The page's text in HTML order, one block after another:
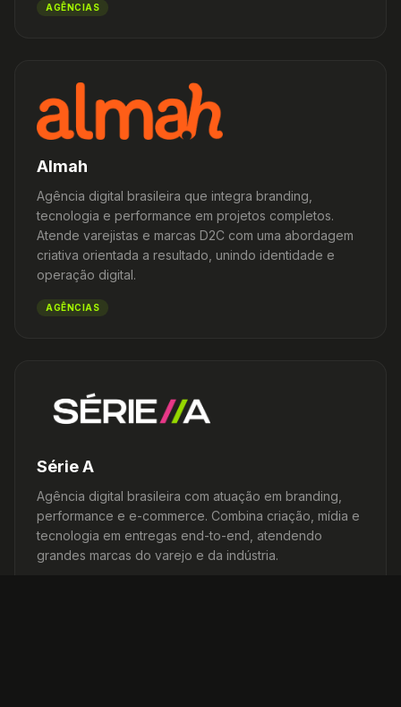
AGÊNCIAS
Almah
Agência digital brasileira que integra branding,
tecnologia e performance em projetos completos.
Atende varejistas e marcas D2C com uma abordagem
criativa orientada a resultado, unindo identidade e
operação digital.
AGÊNCIAS
Série A
Agência digital brasileira com atuação em branding,
performance e e-commerce. Combina criação, mídia e
tecnologia em entregas end-to-end, atendendo
grandes marcas do varejo e da indústria.